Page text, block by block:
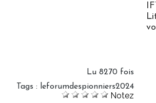
Lu 8270 fois
Tags : leforumdespionniers2024
Notez